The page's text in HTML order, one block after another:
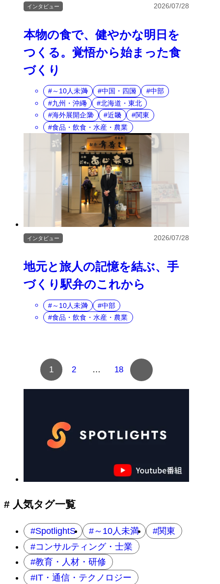
本物の食で、健やかな明日を
つくる。覚悟から始まった食
づくり
インタビュー 2026/07/28
～10人未満 中国・四国
中部
九州・沖縄
北海道・東北
海外展開企業
近畿
関東
食品・飲食・水産・農業
地元と旅人の記憶を結ぶ、手
づくり駅弁のこれから
インタビュー 2026/07/28
～10人未満
中部
食品・飲食・水産・農業
ョ
1 2 … 18
# 人気タグ一覧
SpotlightS ～10人未満
関東
コンサルティング・士業
教育・人材・研修
IT・通信・テクノロジー